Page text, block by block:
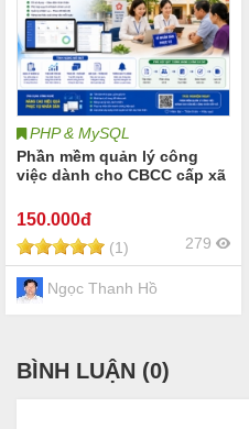
PHP & MySQL
Phần mềm quản lý công
việc dành cho CBCC cấp xã
150.000đ
(1) 279
Ngọc Thanh Hồ
BÌNH LUẬN (0)